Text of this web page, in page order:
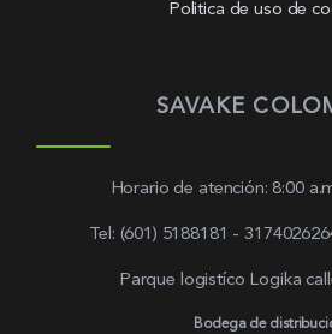
Politica de uso de
SAVAKE
Horario de atención: 8:00
Tel: (601) 5188181 -
Parque logistíco Logika
Bodega de